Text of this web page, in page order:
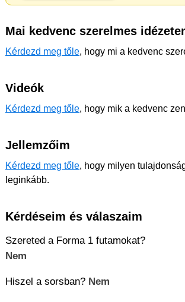
Mai kedvenc szerelmes
Kérdezd meg tőle, hogy mi a kedvenc
Videók
Kérdezd meg tőle, hogy mik a kedvenc
Jellemzőim
Kérdezd meg tőle, hogy milyen
leginkább.
Kérdéseim és válaszaim
Szereted a Forma 1 futamokat?
Nem
Hiszel a sorsban? Nem